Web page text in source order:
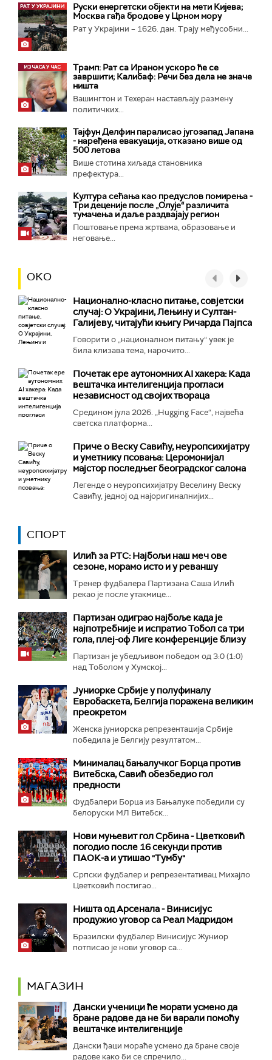
Руски енергетски објекти на мети Кијева;
Москва гађа бродове у Црном мору
Рат у Украјини – 1626. дан. Трају међусобни...
Трамп: Рат са Ираном ускоро ће се
завршити; Калибаф: Речи без дела не значе
ништа
Вашингтон и Техеран настављају размену
политичких...
Тајфун Делфин паралисао југозапад Јапана
- наређена евакуација, отказано више од
500 летова
Више стотина хиљада становника
префектура...
Култура сећања као предуслов помирења ­-
Три деценије после „Олује“ различита
тумачења и даље раздвајају регион
Поштовање према жртвама, образовање и
неговање...
ОКО
Национално-класнo питање, совјетски
случај: О Украјини, Лењину и Султан-
Галијеву, читајући књигу Ричарда Пајпса
Говорити о „националном питању“ увек је
била клизава тема, нарочито...
Почетак ере аутономних AI хакера: Када
вештачка интелигенција прогласи
независност од својих твораца
Средином јула 2026. „Hugging Face“, највећа
светска платформа...
Приче о Веску Савићу, неуропсихијатру
и уметнику псовања: Церомонијал
мајстор последњег београдског салона
Легенде о неуропсихијатру Веселину Веску
Савићу, једној од најоригиналнијих...
СПОРТ
Илић за РТС: Најбољи наш меч ове
сезоне, морамо исто и у реваншу
Тренер фудбалера Партизана Саша Илић
рекао је после утакмице...
Партизан одиграо најбоље када је
најпотребније и испратио Тобол са три
гола, плеј-оф Лиге конференције близу
Партизан је убедљивом победом од 3:0 (1:0)
над Тоболом у Хумској...
Јуниорке Србије у полуфиналу
Евробаскета, Белгија поражена великим
преокретом
Женска јуниорска репрезентација Србије
победила је Белгију резултатом...
Минималац бањалучког Борца против
Витебска, Савић обезбедио гол
предности
Фудбалери Борца из Бањалуке победили су
белоруски МЛ Витебск...
Нови муњевит гол Србина - Цветковић
погодио после 16 секунди против
ПАОК-а и утишао "Тумбу"
Српски фудбалер и репрезентативац Михајло
Цветковић постигао...
Ништа од Арсенала - Винисијус
продужио уговор са Реал Мадридом
Бразилски фудбалер Винисијус Жуниор
потписао је нови уговор са...
МАГАЗИН
Дански ученици ће морати усмено да
бране радове да не би варали помоћу
вештачке интелигенције
Дански ђаци мораће усмено да бране своје
радове како би се спречило...